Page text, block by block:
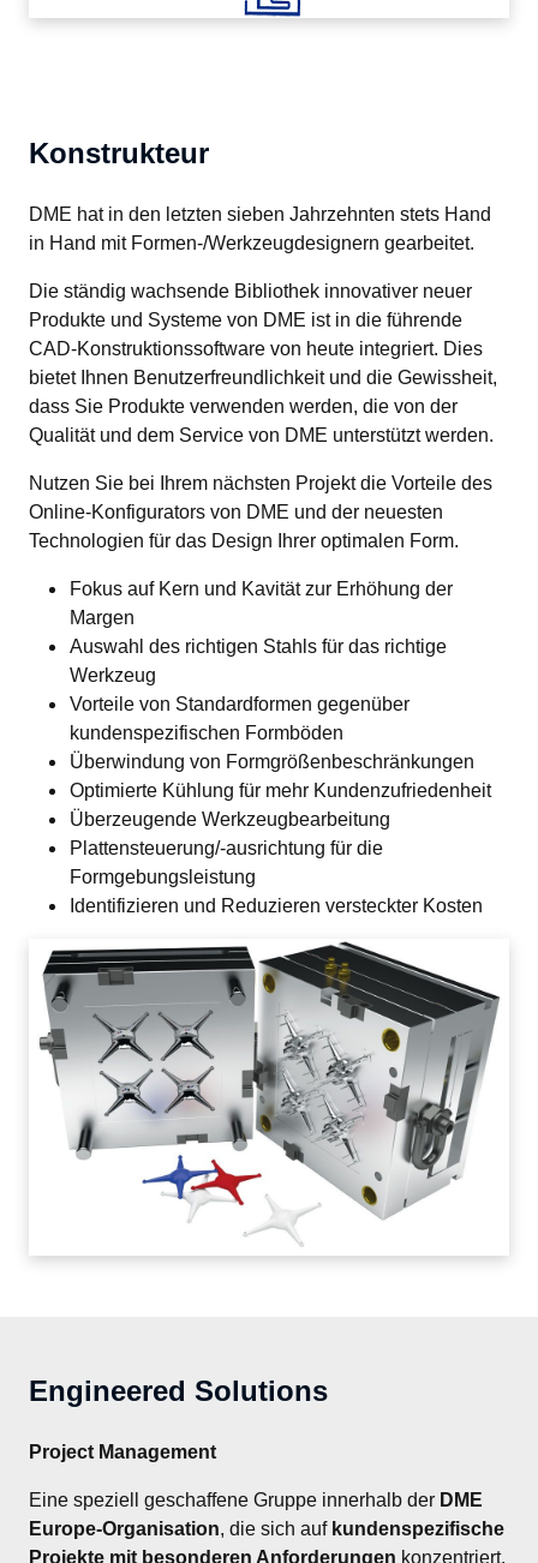
Konstrukteur
DME hat in den letzten sieben Jahrzehnten stets Hand
in Hand mit Formen-/Werkzeugdesignern gearbeitet.
Die ständig wachsende Bibliothek innovativer neuer
Produkte und Systeme von DME ist in die führende
CAD-Konstruktionssoftware von heute integriert. Dies
bietet Ihnen Benutzerfreundlichkeit und die Gewissheit,
dass Sie Produkte verwenden werden, die von der
Qualität und dem Service von DME unterstützt werden.
Nutzen Sie bei Ihrem nächsten Projekt die Vorteile des
Online-Konfigurators von DME und der neuesten
Technologien für das Design Ihrer optimalen Form.
Fokus auf Kern und Kavität zur Erhöhung der
Margen
Auswahl des richtigen Stahls für das richtige
Werkzeug
Vorteile von Standardformen gegenüber
kundenspezifischen Formböden
Überwindung von Formgrößenbeschränkungen
Optimierte Kühlung für mehr Kundenzufriedenheit
Überzeugende Werkzeugbearbeitung
Plattensteuerung/-ausrichtung für die
Formgebungsleistung
Identifizieren und Reduzieren versteckter Kosten
Engineered Solutions
Project Management
Eine speziell geschaffene Gruppe innerhalb der DME
Europe-Organisation, die sich auf kundenspezifische
Projekte mit besonderen Anforderungen konzentriert.